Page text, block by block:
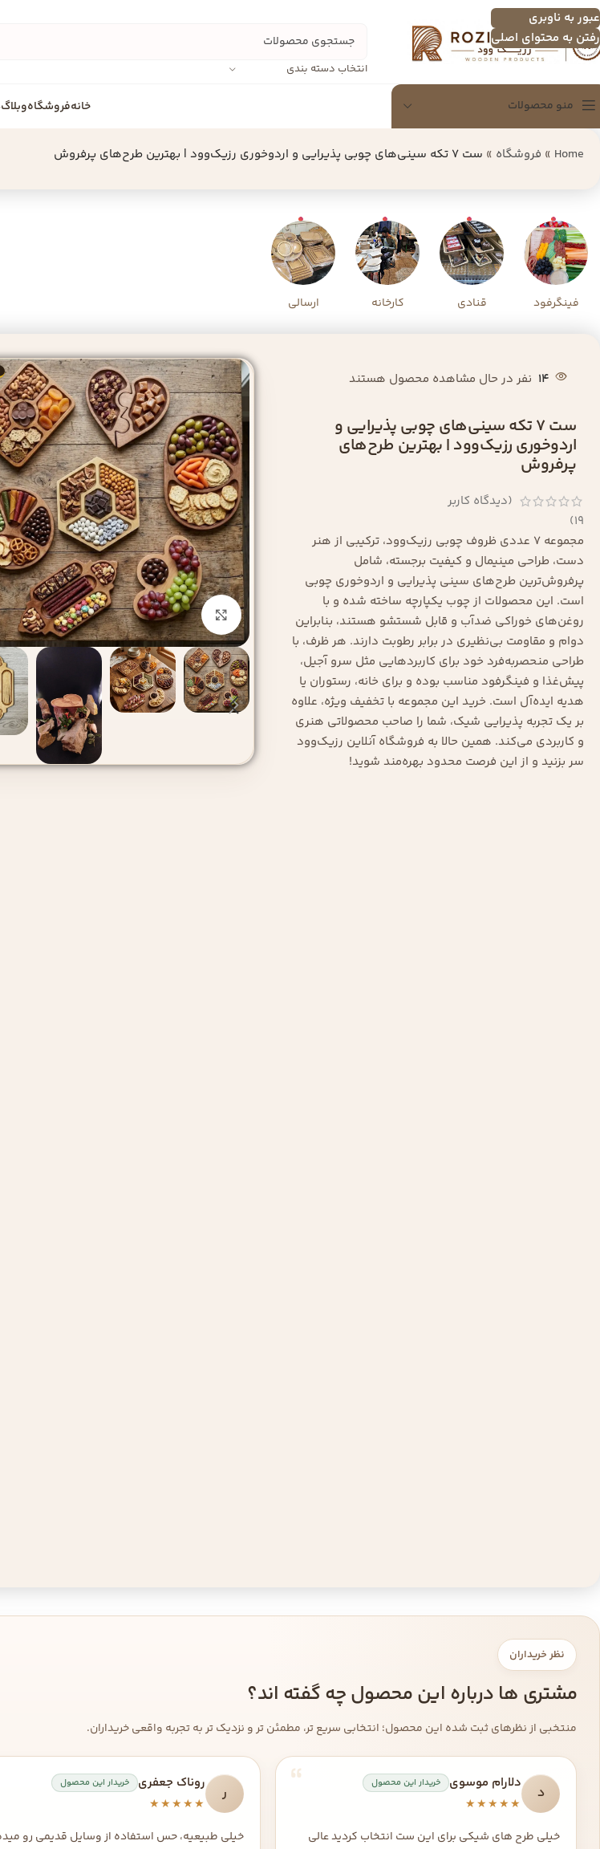
عبور به ناوبری
رفتن به محتوای اصلی
انتخاب دسته بندی
منو محصولات
سینی
اردو خوری
تخته سرور
شکلات خوری
دسرخوری و عسل خوری
خانهفروشگاهوبلاگ
Home
» فروشگاه » ست 7 تکه سینی‌های چوبی پذیرایی و اردوخوری رزیک‌وود | بهترین طرح‌های پرفروش
فینگرفود قنادی کارخانه ارسالی
14 نفر در حال مشاهده محصول هستند
ست 7 تکه سینی‌های چوبی پذیرایی و
اردوخوری رزیک‌وود | بهترین طرح‌های
پرفروش
(دیدگاه کاربر
19
)
مجموعه ۷ عددی ظروف چوبی رزیک‌وود، ترکیبی از هنر
دست، طراحی مینیمال و کیفیت برجسته، شامل
پرفروش‌ترین طرح‌های سینی پذیرایی و اردوخوری چوبی
است. این محصولات از چوب یکپارچه ساخته شده و با
روغن‌های خوراکی ضدآب و قابل شستشو هستند، بنابراین
دوام و مقاومت بی‌نظیری در برابر رطوبت دارند. هر ظرف، با
طراحی منحصر‌به‌فرد خود برای کاربردهایی مثل سرو آجیل،
پیش‌غذا و فینگرفود مناسب بوده و برای خانه، رستوران یا
هدیه ایده‌آل است. خرید این مجموعه با تخفیف ویژه، علاوه
بر یک تجربه پذیرایی شیک، شما را صاحب محصولاتی هنری
و کاربردی می‌کند. همین حالا به فروشگاه آنلاین رزیک‌وود
سر بزنید و از این فرصت محدود بهره‌مند شوید!
بزرگنمایی تصویر
نظر خریداران
مشتری ها درباره این محصول چه گفته اند؟
منتخبی از نظرهای ثبت شده این محصول؛ انتخابی سریع تر، مطمئن تر و نزدیک تر به تجربه واقعی خریداران.
د
دلارام موسوی خریدار این محصول
★★★★★
خیلی طرح های شیکی برای این ست انتخاب کردید عالی
ر
روناک جعفری خریدار این محصول
★★★★★
خیلی طبیعیه، حس استفاده از وسایل قدیمی رو